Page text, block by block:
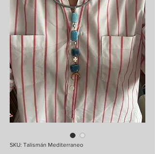
SKU: Talismán Mediterraneo